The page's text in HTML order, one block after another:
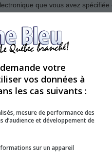
que vous avez
d’utilisateur et votre mot de
banni. Il est également possible
?!
une quelconque raison. De
Si tel était le cas,
votre
vos données à
les cas suivants :
mesure de performance des
d’audience et développement de
sur un appareil